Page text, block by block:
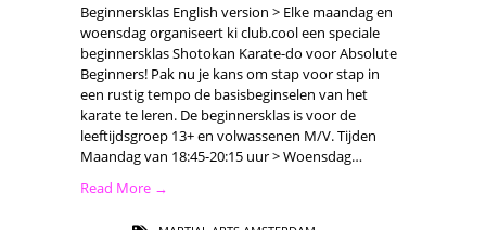
Beginnersklas English version > Elke maandag en
woensdag organiseert ki club.cool een speciale
beginnersklas Shotokan Karate-do voor Absolute
Beginners! Pak nu je kans om stap voor stap in
een rustig tempo de basisbeginselen van het
karate te leren. De beginnersklas is voor de
leeftijdsgroep 13+ en volwassenen M/V. Tijden
Maandag van 18:45-20:15 uur > Woensdag…
Read More →